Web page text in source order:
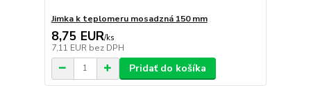
Jimka k teplomeru mosadzná 150 mm
8,75 EUR/ks
7,11 EUR bez DPH
Pridať do košíka